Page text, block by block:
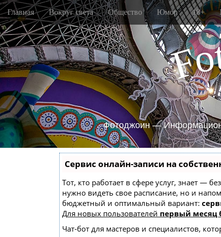
M
a
i
n
m
e
n
u
S
k
i
p
t
o
c
o
n
t
e
n
Главная Вокруг света Общество Юмор 18+
Fo
Фотоджоин —
Сервис онлайн-записи на
Тот, кто работает в сфере услуг, знает —
нужно видеть свое расписание, но и
бюджетный и оптимальный вариант:
Для новых пользователей первый месяц
Чат-бот для мастеров и специалистов,